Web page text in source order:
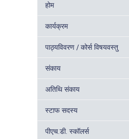
होम
कार्यक्रम
पाठ्यविवरण / कोर्स विषयवस्तु
संकाय
अतिथि संकाय
स्टाफ सदस्य
पीएच.डी. स्कॉलर्स